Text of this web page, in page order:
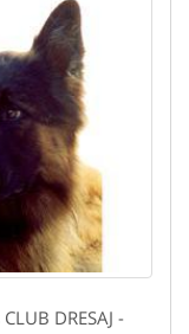
DRESAJ -